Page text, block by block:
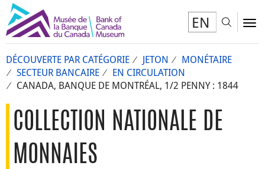
EN
DÉCOUVERTE PAR CATÉGORIE JETON
MONÉTAIRE
SECTEUR BANCAIRE
EN CIRCULATION
CANADA, BANQUE DE MONTRÉAL, 1/2 PENNY : 1844
COLLECTION NATIONALE DE
MONNAIES